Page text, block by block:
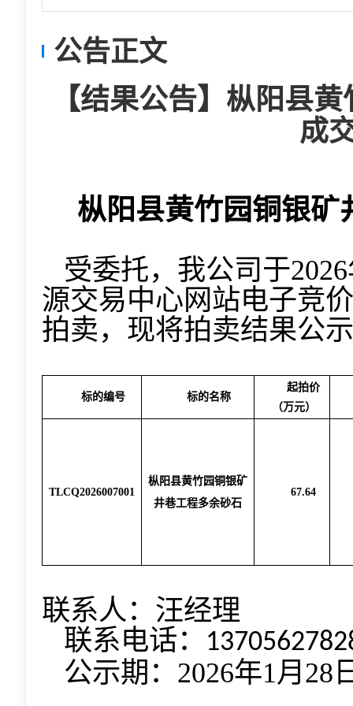
公告正文
【结果公告】枞阳县
成
枞阳县黄竹园铜银矿
受委托，我公司于2026
源交易中心网站电子竞
拍卖，现将拍卖结果公
标的编号 标的名称
起拍价
（万元）
TLCQ2026007001
枞阳县黄竹园铜银矿
井巷工程多余砂石
67.64
联系人： 汪经理
联系电话：
公示期： 2026年1月 28